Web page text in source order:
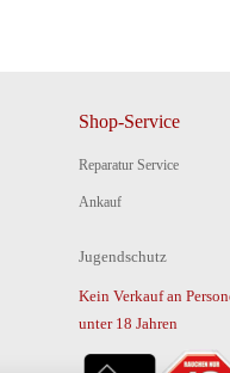
Shop-Service
Reparatur Service
Ankauf
Jugendschutz
Kein Verkauf an
unter 18 Jahren